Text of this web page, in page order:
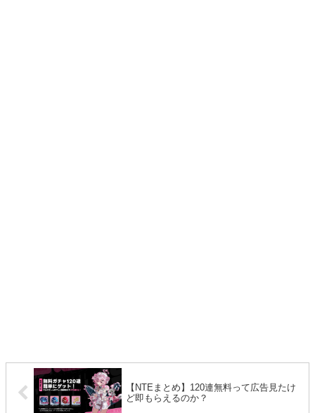
【NTEまとめ】120連無料って広告見たけ
ど即もらえるのか？